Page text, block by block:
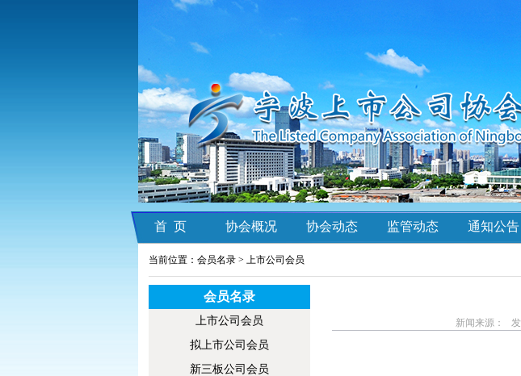
首 页 协会概况 协会动态 监管动态 通知公告
当前位置：会员名录 > 上市公司会员
会员名录
上市公司会员
拟上市公司会员
新三板公司会员
新闻来源：